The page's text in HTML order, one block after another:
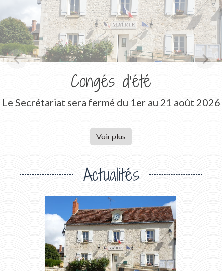
Congés d'été
Le Secrétariat sera fermé du 1er au 21 août 2026
Voir plus
chevron_leftPrevious chevron_right
Next
Actualités